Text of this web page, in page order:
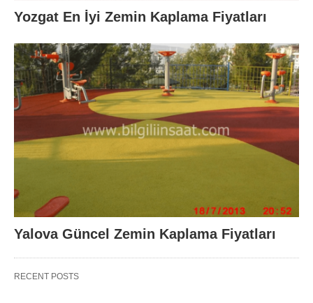
Yozgat En İyi Zemin Kaplama Fiyatları
Yalova Güncel Zemin Kaplama Fiyatları
RECENT POSTS